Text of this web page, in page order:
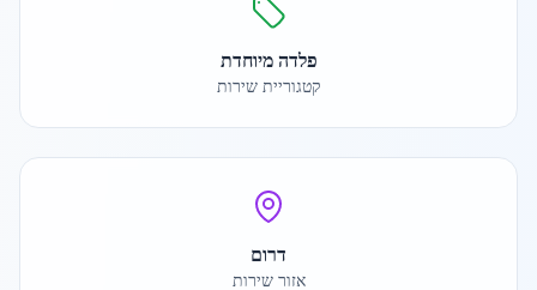
פלדה מיוחדת
קטגוריית שירות
דרום
אזור שירות